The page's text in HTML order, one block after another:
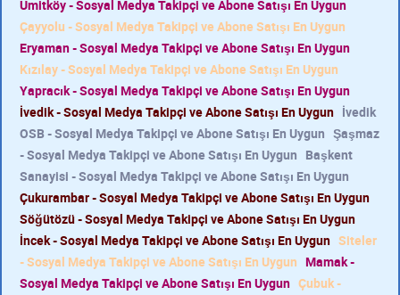
Ümitköy - Sosyal Medya Takipçi ve Abone Satışı En Uygun
Çayyolu - Sosyal Medya Takipçi ve Abone Satışı En Uygun
Eryaman - Sosyal Medya Takipçi ve Abone Satışı En Uygun
Kızılay - Sosyal Medya Takipçi ve Abone Satışı En Uygun
Yapracık - Sosyal Medya Takipçi ve Abone Satışı En Uygun
İvedik - Sosyal Medya Takipçi ve Abone Satışı En Uygun İvedik
OSB - Sosyal Medya Takipçi ve Abone Satışı En Uygun Şaşmaz
- Sosyal Medya Takipçi ve Abone Satışı En Uygun Başkent
Sanayisi - Sosyal Medya Takipçi ve Abone Satışı En Uygun
Çukurambar - Sosyal Medya Takipçi ve Abone Satışı En Uygun
Söğütözü - Sosyal Medya Takipçi ve Abone Satışı En Uygun
İncek - Sosyal Medya Takipçi ve Abone Satışı En Uygun Siteler
- Sosyal Medya Takipçi ve Abone Satışı En Uygun Mamak -
Sosyal Medya Takipçi ve Abone Satışı En Uygun Çubuk -